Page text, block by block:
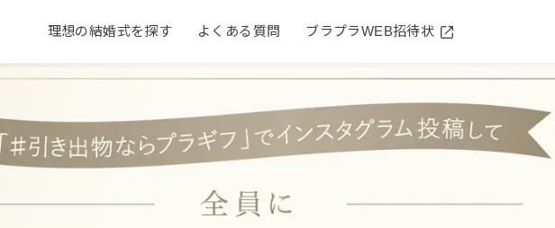
理想の結婚式を探す よくある質問 ブラプラWEB招待状